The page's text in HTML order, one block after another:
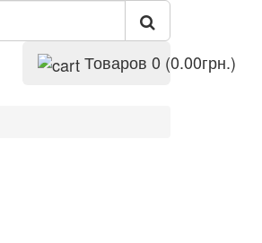
Товаров 0 (0.00грн.)